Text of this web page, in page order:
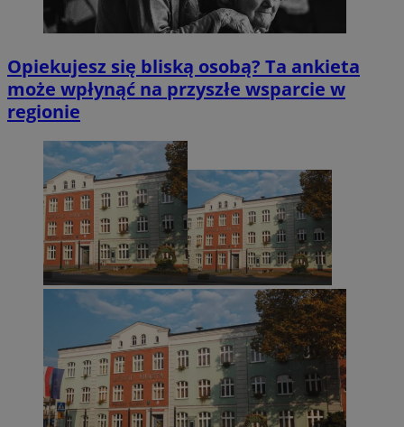
Opiekujesz się bliską osobą? Ta ankieta
może wpłynąć na przyszłe wsparcie w
regionie